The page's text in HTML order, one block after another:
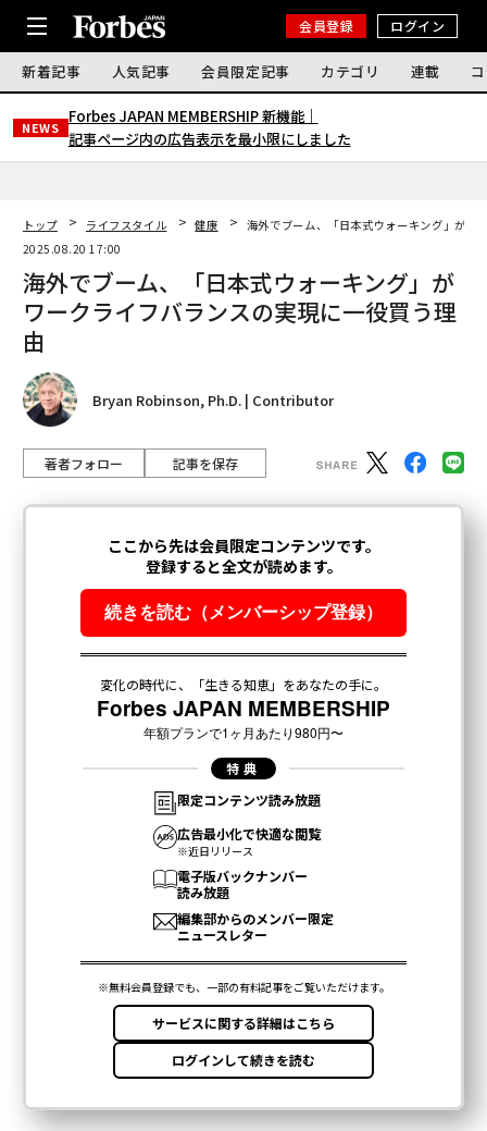
会員登録 ログイン
新着記事 人気記事 会員限定記事 カテゴリ 連載
NEWS
Forbes JAPAN MEMBERSHIP 新機能｜
記事ページ内の広告表示を最小限にしました
トップ ライフスタイル 健康
海外でブーム、「日本式ウォーキング」がワ
2025.08.20 17:00
海外でブーム、「日本式ウォーキング」が
ワークライフバランスの実現に一役買う理
由
Bryan Robinson, Ph.D. | Contributor
著者フォロー 記事を保存